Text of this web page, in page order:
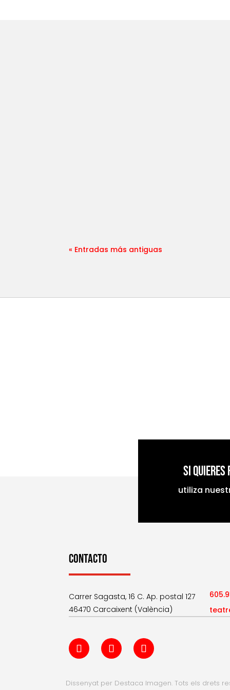
« Entradas más antiguas
Si
utiliza
CONTACTO
Carrer Sagasta, 16 C. Ap. postal 127
46470 Carcaixent (València)
Dissenyat per Destaca Imagen. Tots els drets